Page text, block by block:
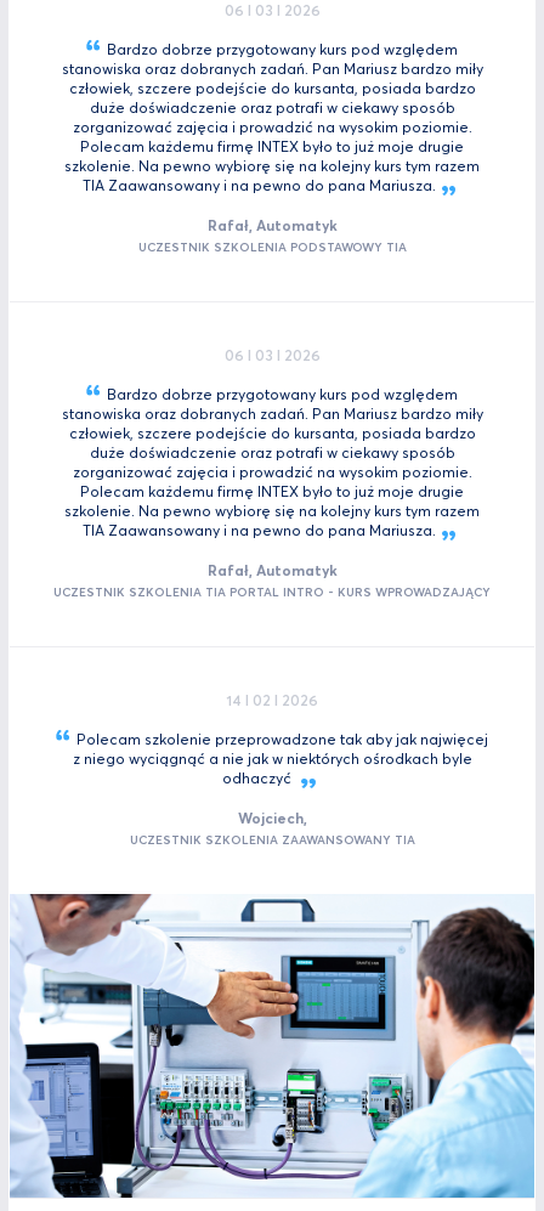
06 I 03 I 2026
Bardzo dobrze przygotowany kurs pod względem
stanowiska oraz dobranych zadań. Pan Mariusz bardzo miły
człowiek, szczere podejście do kursanta, posiada bardzo
duże doświadczenie oraz potrafi w ciekawy sposób
zorganizować zajęcia i prowadzić na wysokim poziomie.
Polecam każdemu firmę INTEX było to już moje drugie
szkolenie. Na pewno wybiorę się na kolejny kurs tym razem
TIA Zaawansowany i na pewno do pana Mariusza.
Rafał, Automatyk
UCZESTNIK SZKOLENIA PODSTAWOWY TIA
06 I 03 I 2026
Bardzo dobrze przygotowany kurs pod względem
stanowiska oraz dobranych zadań. Pan Mariusz bardzo miły
człowiek, szczere podejście do kursanta, posiada bardzo
duże doświadczenie oraz potrafi w ciekawy sposób
zorganizować zajęcia i prowadzić na wysokim poziomie.
Polecam każdemu firmę INTEX było to już moje drugie
szkolenie. Na pewno wybiorę się na kolejny kurs tym razem
TIA Zaawansowany i na pewno do pana Mariusza.
Rafał, Automatyk
UCZESTNIK SZKOLENIA TIA PORTAL INTRO - KURS WPROWADZAJĄCY
14 I 02 I 2026
Polecam szkolenie przeprowadzone tak aby jak najwięcej
z niego wyciągnąć a nie jak w niektórych ośrodkach byle
odhaczyć
Wojciech,
UCZESTNIK SZKOLENIA ZAAWANSOWANY TIA